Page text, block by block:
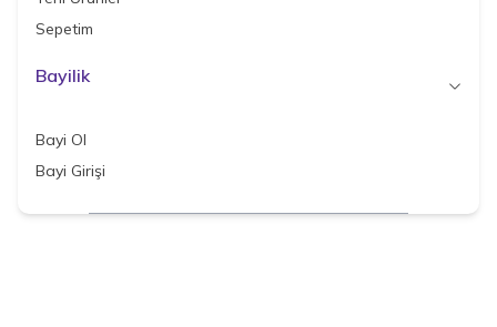
Sepetim
Bayilik
Bayi Ol
Bayi Girişi